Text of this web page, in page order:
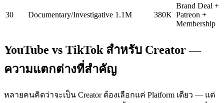
30 Documentary/Investigative 1.1M 380K
Brand Deal +
Patreon +
Membership
YouTube vs TikTok สำหรับ Creator —
ความแตกต่างที่สำคัญ
หลายคนคิดว่าจะเป็น Creator ต้องเลือกแค่ Platform เดียว — แต่